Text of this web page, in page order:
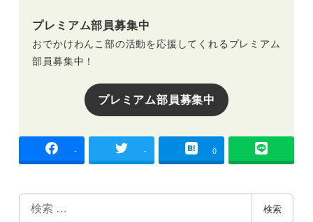
プレミアム部員募集中
おでかけわんこ部の活動を応援してくれるプレミアム
部員募集中！
プレミアム部員募集中
- - 0
索
検索